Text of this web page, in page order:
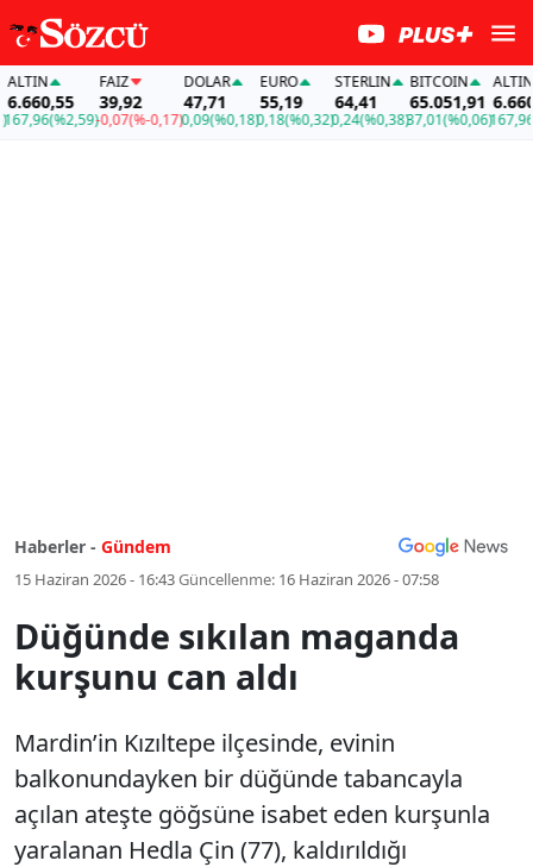
(%2,59)
FAİZ
39,92
-0,07(%-0,17)
DOLAR
47,71
0,09(%0,18)
EURO
55,19
0,18(%0,32)
STERLIN
64,41
0,24(%0,38)
BITCOIN
65.051,91
37,01(%0,06)
ALTIN
167,96
Haberler - Gündem
15 Haziran 2026 - 16:43Güncellenme: 16 Haziran 2026 - 07:58
Düğünde sıkılan maganda
kurşunu can aldı
Mardin’in Kızıltepe ilçesinde, evinin
balkonundayken bir düğünde tabancayla
açılan ateşte göğsüne isabet eden kurşunla
yaralanan Hedla Çin (77), kaldırıldığı